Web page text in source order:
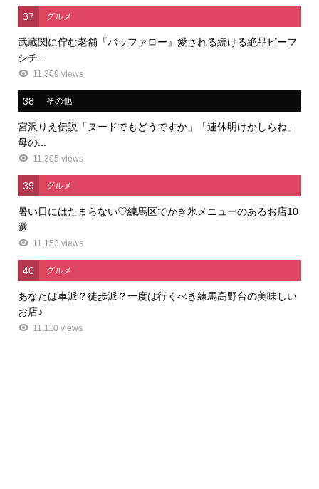
37 グルメ
武蔵関に佇む老舗『バッファロー』愛される続ける絶品ビーフ
シチ...
11,309 views
38 その他
宮沢りえ伝説「ヌードでもどうですか」「連休明けかしらね」
母の...
11,305 views
39 グルメ
暑い日にはたまらない♡練馬区でかき氷メニューのあるお店10
選
11,153 views
40 グルメ
あなたは車派？徒歩派？一度は行くべき練馬高野台の美味しい
お店♪
11,110 views